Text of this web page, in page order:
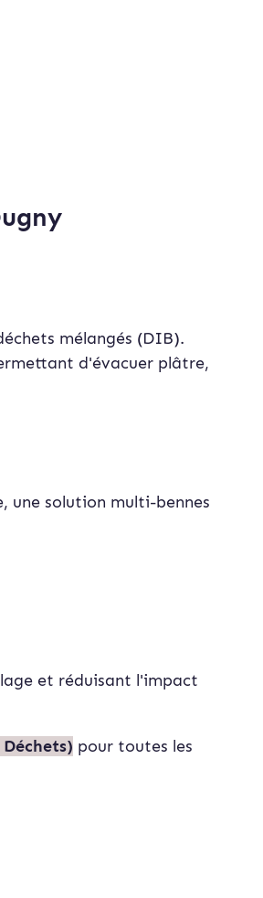
mélangés (DIB).
d'évacuer plâtre,
une solution multi-bennes
et réduisant l'impact
pour toutes les